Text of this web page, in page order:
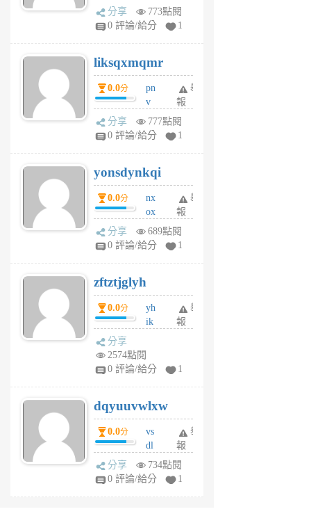
rv
pj
6
個
月
前
分享
773點閱
0 評論/給分
1
liksqxmqmr
0.0分
pn
v
wt
sv
6
個
月
前
舉
報
分享
777點閱
0 評論/給分
1
yonsdynkqi
0.0分
nx
ox
rh
pe
月
前
舉
報
分享
689點閱
0 評論/給分
1
zftztjglyh
0.0分
yh
ik
tu
6
個
月
前
舉
報
分享
2574點閱
0 評論/給分
1
dqyuuvwlxw
0.0分
vs
dl
sq
fy
舉
報
分享
734點閱
0 評論/給分
1